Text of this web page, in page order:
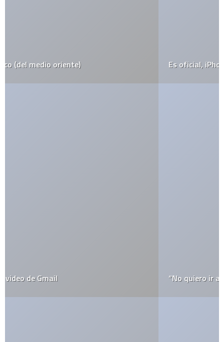
Es oficial, iPhone el 29 de junio
“No quiero ir a la escuela!!!”